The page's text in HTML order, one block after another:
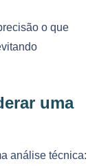
o que
uma
análise técnica: